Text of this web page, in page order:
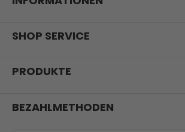
SHOP SERVICE
PRODUKTE
BEZAHLMETHODEN